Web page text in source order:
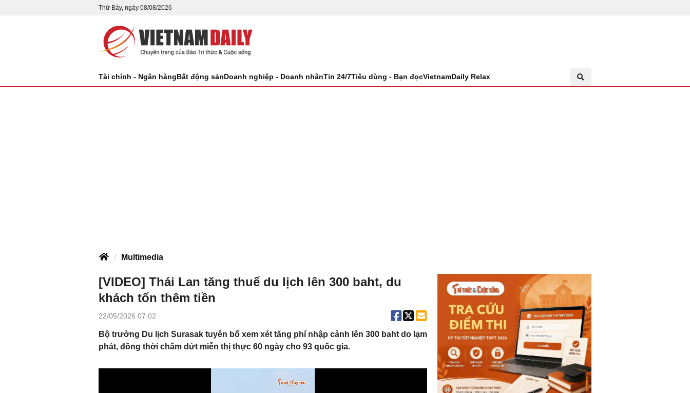
Thứ Bảy, ngày 08/08/2026
Tài chính - Ngân hàngBất động sảnDoanh nghiệp - Doanh nhânTin 24/7Tiêu dùng - Bạn đọcVietnamDaily Relax
Multimedia
[VIDEO] Thái Lan tăng thuế du lịch lên 300 baht, du
khách tốn thêm tiền
22/05/2026 07:02
Bộ trưởng Du lịch Surasak tuyên bố xem xét tăng phí nhập cảnh lên 300 baht do lạm
phát, đồng thời chấm dứt miễn thị thực 60 ngày cho 93 quốc gia.